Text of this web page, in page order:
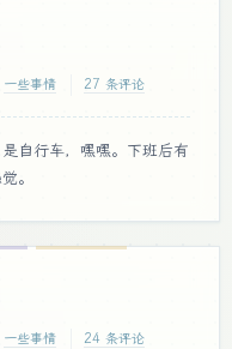
一些事情 27 条评论
自行车，嘿嘿。下班后有
。
一些事情 24 条评论